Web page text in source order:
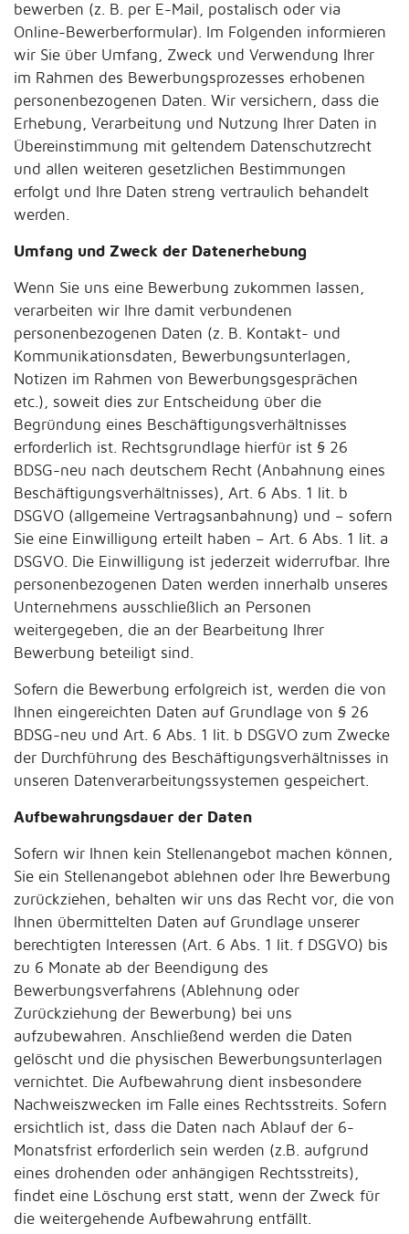
bewerben (z. B. per E-Mail, postalisch oder via
Online-Bewerberformular). Im Folgenden informieren
wir Sie über Umfang, Zweck und Verwendung Ihrer
im Rahmen des Bewerbungsprozesses erhobenen
personenbezogenen Daten. Wir versichern, dass die
Erhebung, Verarbeitung und Nutzung Ihrer Daten in
Übereinstimmung mit geltendem Datenschutzrecht
und allen weiteren gesetzlichen Bestimmungen
erfolgt und Ihre Daten streng vertraulich behandelt
werden.
Umfang und Zweck der Datenerhebung
Wenn Sie uns eine Bewerbung zukommen lassen,
verarbeiten wir Ihre damit verbundenen
personenbezogenen Daten (z. B. Kontakt- und
Kommunikationsdaten, Bewerbungsunterlagen,
Notizen im Rahmen von Bewerbungsgesprächen
etc.), soweit dies zur Entscheidung über die
Begründung eines Beschäftigungsverhältnisses
erforderlich ist. Rechtsgrundlage hierfür ist § 26
BDSG-neu nach deutschem Recht (Anbahnung eines
Beschäftigungsverhältnisses), Art. 6 Abs. 1 lit. b
DSGVO (allgemeine Vertragsanbahnung) und – sofern
Sie eine Einwilligung erteilt haben – Art. 6 Abs. 1 lit. a
DSGVO. Die Einwilligung ist jederzeit widerrufbar. Ihre
personenbezogenen Daten werden innerhalb unseres
Unternehmens ausschließlich an Personen
weitergegeben, die an der Bearbeitung Ihrer
Bewerbung beteiligt sind.
Sofern die Bewerbung erfolgreich ist, werden die von
Ihnen eingereichten Daten auf Grundlage von § 26
BDSG-neu und Art. 6 Abs. 1 lit. b DSGVO zum Zwecke
der Durchführung des Beschäftigungsverhältnisses in
unseren Datenverarbeitungssystemen gespeichert.
Aufbewahrungsdauer der Daten
Sofern wir Ihnen kein Stellenangebot machen können,
Sie ein Stellenangebot ablehnen oder Ihre Bewerbung
zurückziehen, behalten wir uns das Recht vor, die von
Ihnen übermittelten Daten auf Grundlage unserer
berechtigten Interessen (Art. 6 Abs. 1 lit. f DSGVO) bis
zu 6 Monate ab der Beendigung des
Bewerbungsverfahrens (Ablehnung oder
Zurückziehung der Bewerbung) bei uns
aufzubewahren. Anschließend werden die Daten
gelöscht und die physischen Bewerbungsunterlagen
vernichtet. Die Aufbewahrung dient insbesondere
Nachweiszwecken im Falle eines Rechtsstreits. Sofern
ersichtlich ist, dass die Daten nach Ablauf der 6-
Monatsfrist erforderlich sein werden (z.B. aufgrund
eines drohenden oder anhängigen Rechtsstreits),
findet eine Löschung erst statt, wenn der Zweck für
die weitergehende Aufbewahrung entfällt.